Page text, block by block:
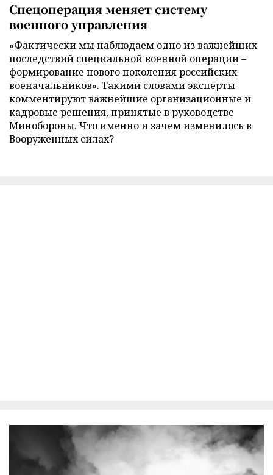
Спецоперация меняет систему
военного управления
«Фактически мы наблюдаем одно из важнейших
последствий специальной военной операции –
формирование нового поколения российских
военачальников». Такими словами эксперты
комментируют важнейшие организационные и
кадровые решения, принятые в руководстве
Минобороны. Что именно и зачем изменилось в
Вооруженных силах?